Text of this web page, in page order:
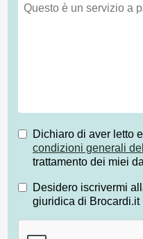
Dichiaro di aver letto
condizioni generali
trattamento dei miei
Desidero iscrivermi
giuridica di Brocardi.it